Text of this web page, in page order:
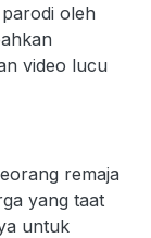
oleh
video lucu
remaja
yang taat
untuk